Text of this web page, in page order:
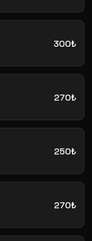
300₺
270₺
250₺
270₺